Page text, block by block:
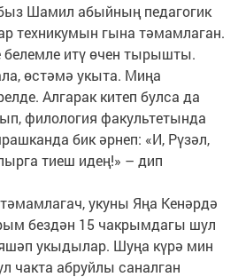
Шамил абыйның педагогик
техникумын гына тәмамлаган.
белемле итү өчен тырышты.
өстәмә укыта. Миңа
Алгарак китеп булса да
филология факультетында
бик әрнеп: «И, Рүзәл,
тиеш идең!» – дип
укуны Яңа Кенәрдә
бездән 15 чакрымдагы шул
укыдылар. Шуңа күрә мин
чакта абруйлы саналган